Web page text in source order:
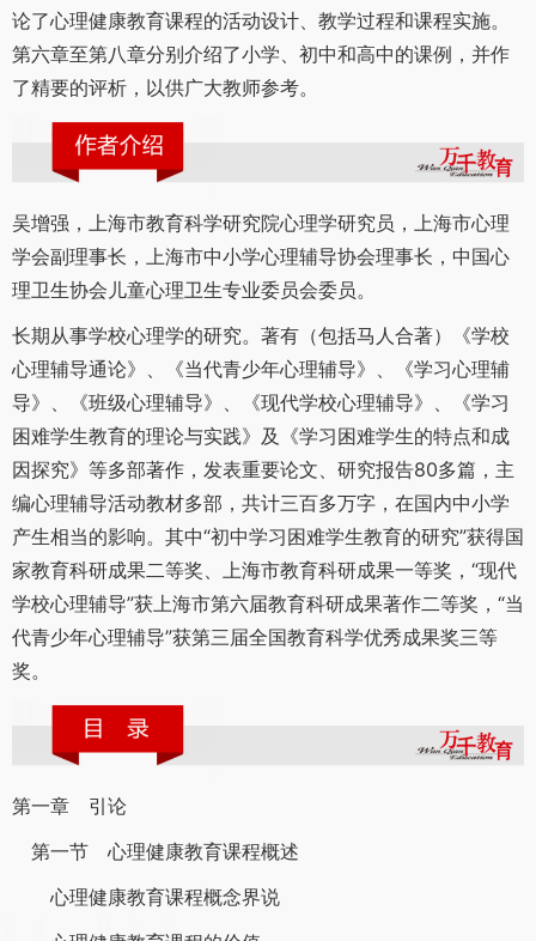
论了心理健康教育课程的活动设计、教学过程和课程实施。
第六章至第八章分别介绍了小学、初中和高中的课例，并作
了精要的评析，以供广大教师参考。
吴增强，上海市教育科学研究院心理学研究员，上海市心理
学会副理事长，上海市中小学心理辅导协会理事长，中国心
理卫生协会儿童心理卫生专业委员会委员。
长期从事学校心理学的研究。著有（包括马人合著）《学校
心理辅导通论》、《当代青少年心理辅导》、《学习心理辅
导》、《班级心理辅导》、《现代学校心理辅导》、《学习
困难学生教育的理论与实践》及《学习困难学生的特点和成
因探究》等多部著作，发表重要论文、研究报告80多篇，主
编心理辅导活动教材多部，共计三百多万字，在国内中小学
产生相当的影响。其中“初中学习困难学生教育的研究”获得国
家教育科研成果二等奖、上海市教育科研成果一等奖，“现代
学校心理辅导”获上海市第六届教育科研成果著作二等奖，“当
代青少年心理辅导”获第三届全国教育科学优秀成果奖三等
奖。
第一章 引论
第一节 心理健康教育课程概述
心理健康教育课程概念界说